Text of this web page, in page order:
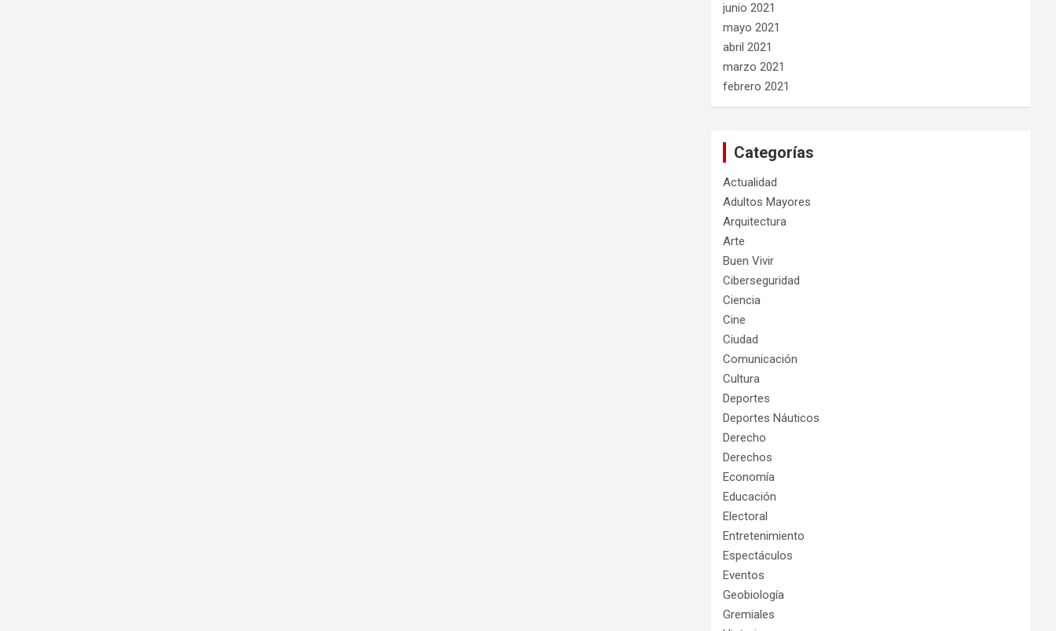
junio 2021
mayo 2021
abril 2021
marzo 2021
febrero 2021
Categorías
Actualidad
Adultos Mayores
Arquitectura
Arte
Buen Vivir
Ciberseguridad
Ciencia
Cine
Ciudad
Comunicación
Cultura
Deportes
Deportes Náuticos
Derecho
Derechos
Economía
Educación
Electoral
Entretenimiento
Espectáculos
Eventos
Geobiología
Gremiales